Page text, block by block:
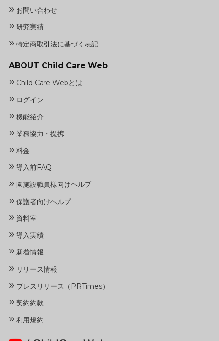
» お問い合わせ
» 研究実績
» 特定商取引法に基づく表記
ABOUT Child Care Web
» Child Care Webとは
» ログイン
» 機能紹介
» 業務協力・提携
» 料金
» 導入前FAQ
» 園施設職員様向けヘルプ
» 保護者向けヘルプ
» 資料室
» 導入実績
» 新着情報
» リリース情報
» プレスリリース（PRTimes）
» 契約約款
» 利用規約